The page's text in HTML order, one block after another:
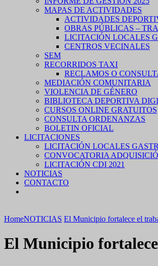
MAPAS DE ACTIVIDADES
ACTIVIDADES
OBRAS PÚBLICAS –
LICITACIÓN LOCALES
CENTROS VECINALES
SEM
RECORRIDOS TAXI
RECLAMOS O
MEDIACIÓN COMUNITARIA
VIOLENCIA DE GÉNERO
BIBLIOTECA DEPORTIVA
CURSOS ONLINE GRATUITOS
CONSULTA ORDENANZAS
BOLETIN OFICIAL
LICITACIONES
LICITACIÓN LOCALES
CONVOCATORIA
LICITACIÓN CDI 2021
NOTICIAS
CONTACTO
HomeNOTICIAS El Municipio fortalece el
El Municipio